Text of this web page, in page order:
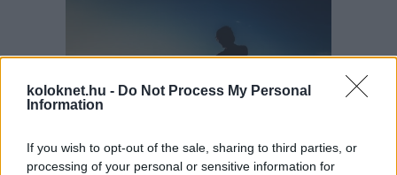
koloknet.hu - Do Not Process My Personal
Information
If you wish to opt-out of the sale, sharing to third parties, or
processing of your personal or sensitive information for